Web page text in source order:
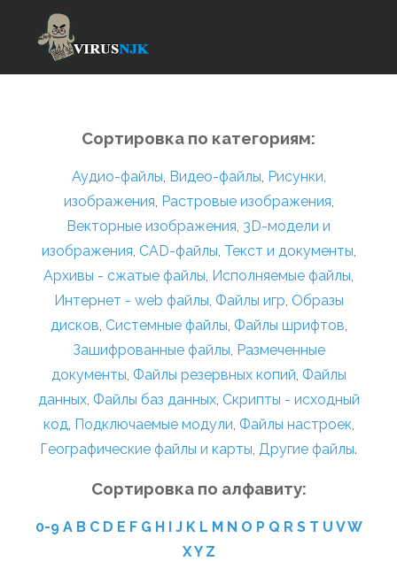
Сортировка по категориям:
Аудио-файлы, Видео-файлы, Рисунки,
изображения, Растровые изображения,
Векторные изображения, 3D-модели и
изображения, CAD-файлы, Текст и документы,
Архивы - сжатые файлы, Исполняемые файлы,
Интернет - web файлы, Файлы игр, Образы
дисков, Системные файлы, Файлы шрифтов,
Зашифрованные файлы, Размеченные
документы, Файлы резервных копий, Файлы
данных, Файлы баз данных, Скрипты - исходный
код, Подключаемые модули, Файлы настроек,
Географические файлы и карты, Другие файлы.
Сортировка по алфавиту:
0-9 A B C D E F G H I J K L M N O P Q R S T U VW
XY Z